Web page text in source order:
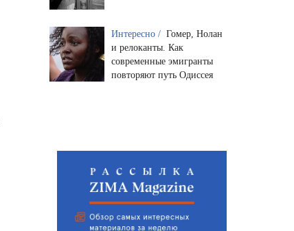
Интересно / Гомер, Нолан
и релоканты. Как
современные эмигранты
повторяют путь Одиссея